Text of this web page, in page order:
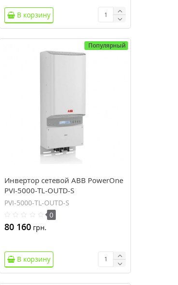
В корзину
Популярный
Инвертор сетевой ABB PowerOne
PVI-5000-TL-OUTD-S
PVI-5000-TL-OUTD-S
0
80 160грн.
В корзину